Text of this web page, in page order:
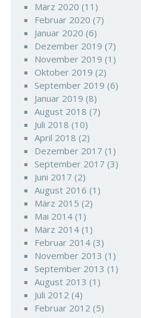
März 2020 (11)
Februar 2020 (7)
Januar 2020 (6)
Dezember 2019 (7)
November 2019 (1)
Oktober 2019 (2)
September 2019 (6)
Januar 2019 (8)
August 2018 (7)
Juli 2018 (10)
April 2018 (2)
Dezember 2017 (1)
September 2017 (3)
Juni 2017 (2)
August 2016 (1)
März 2015 (2)
Mai 2014(1)
März 2014(1)
Februar 2014(3)
November 2013 (1)
September 2013 (1)
August 2013 (1)
Juli 2012 (4)
Februar 2012 (5)